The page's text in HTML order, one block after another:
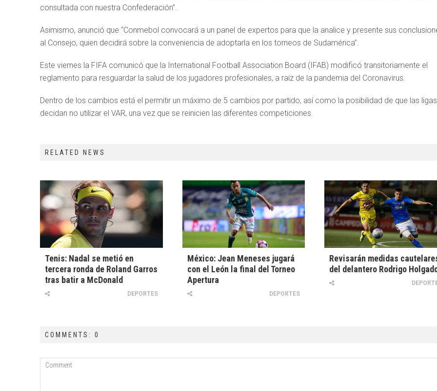
consultada con nuestra Confederación”.
Asimismo, anunció que “Conmebol convocará a un panel de expertos para que la analice y presente sus
al Consejo, quien decidirá sobre la conveniencia de adoptarla en los torneos de Sudamérica”.
Este viernes la FIFA comunicó que la International Football Association Board (IFAB) modificó transitoriamente el
reglamento para resguardar la salud de los jugadores profesionales, a raíz de la pandemia del Coronavirus.
Dentro de los cambios está el permitir un máximo de 5 cambios por partido, así como la posibilidad de que las ligas
decidan no utilizar el VAR, una vez que se reinicien las diferentes competiciones.
RELATED NEWS
Tenis: Nadal se metió en
tercera ronda de Roland Garros
tras batir a McDonald
DEPORTES
México: Jean Meneses jugará
con el León la final del Torneo
Apertura
DEPORTES
Revisarán medidas
del delantero Rodrigo
COMMENTS: 0